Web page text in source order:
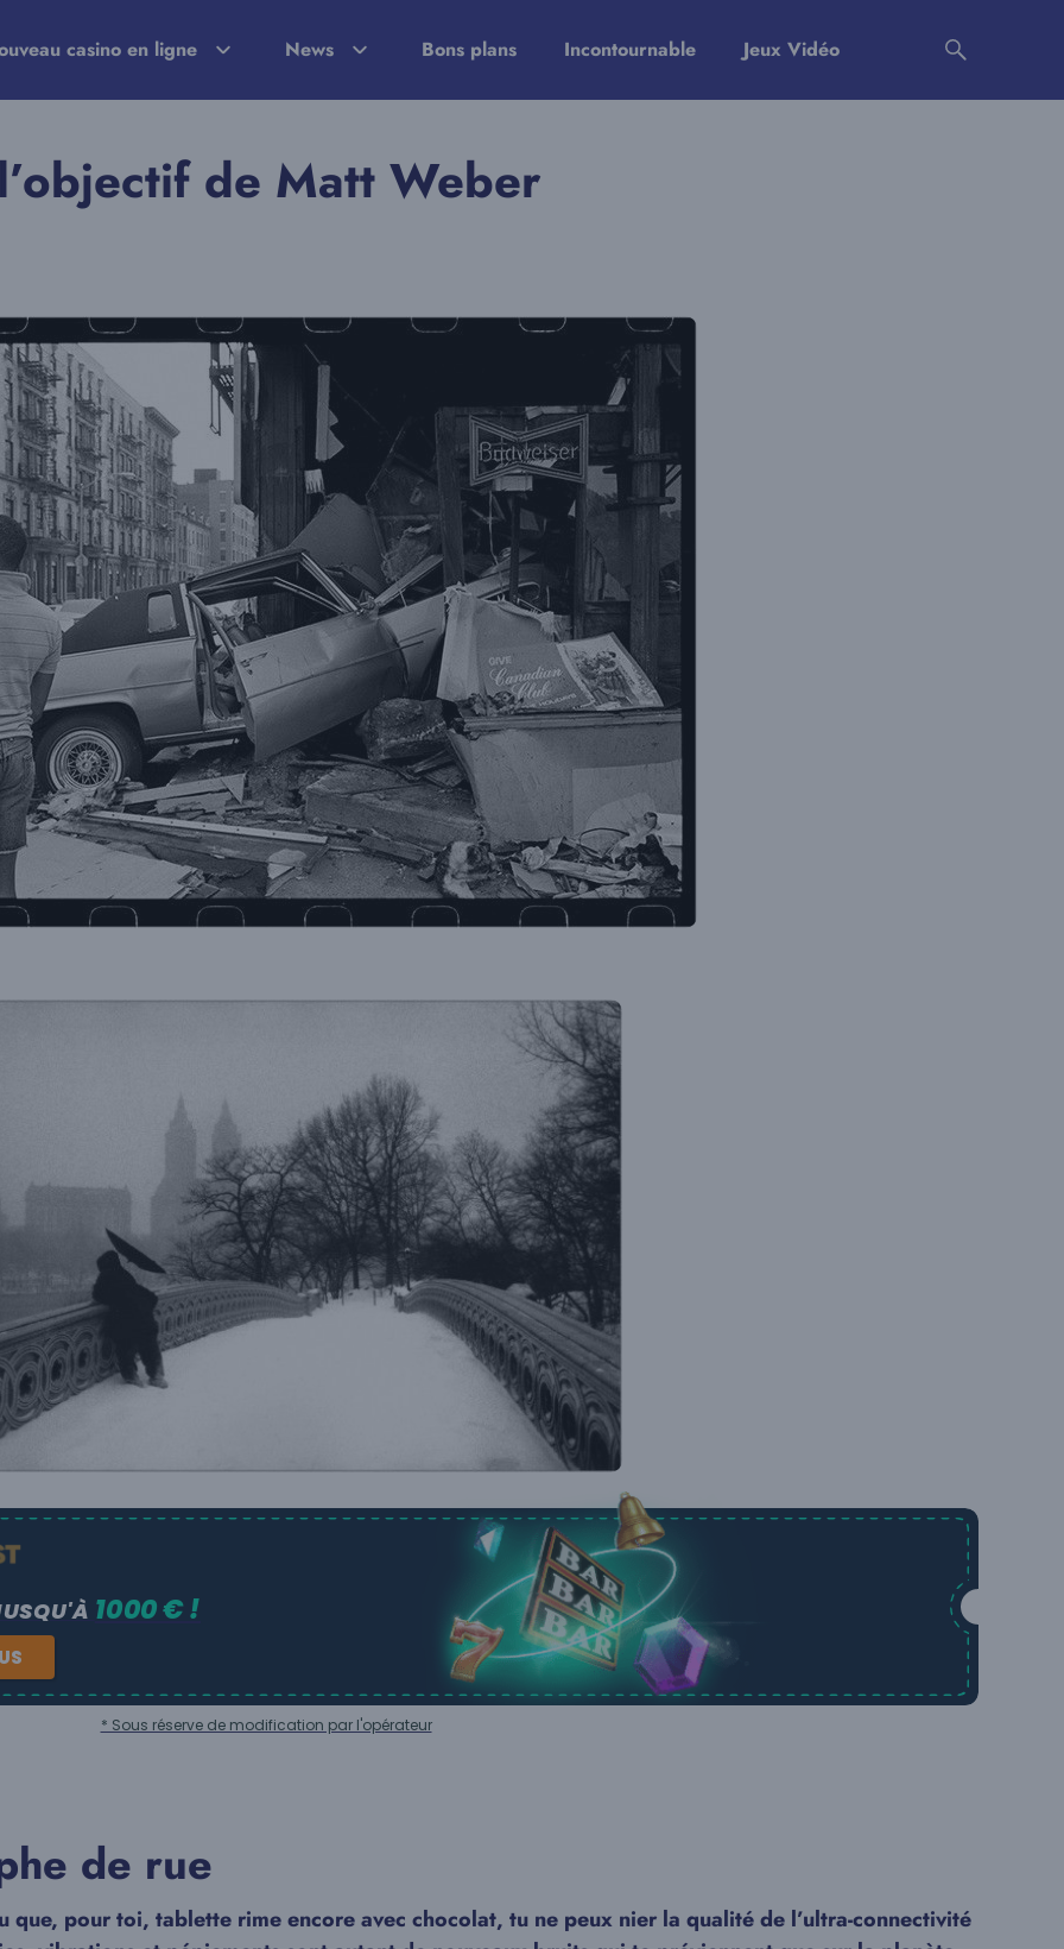
casino en ligne News Bons plans Incontournable Jeux Vidéo
de Matt Weber
1000 € !
* Sous réserve de modification par l'opérateur
de rue
que, pour toi, tablette rime encore avec chocolat, tu ne peux nier la qualité de l’ultra-connectivité